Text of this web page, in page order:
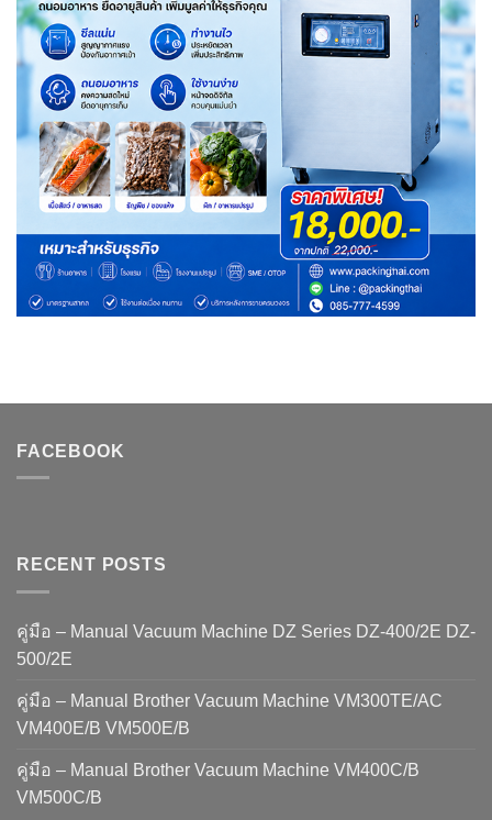
FACEBOOK
RECENT POSTS
คู่มือ – Manual Vacuum Machine DZ Series DZ-400/2E DZ-
500/2E
คู่มือ – Manual Brother Vacuum Machine VM300TE/AC
VM400E/B VM500E/B
คู่มือ – Manual Brother Vacuum Machine VM400C/B
VM500C/B